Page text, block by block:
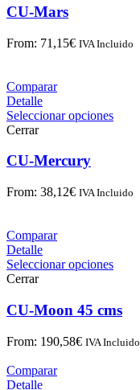
CU-Mars
From: 71,15€ IVA Incluido
Comparar
Detalle
Seleccionar opciones
Cerrar
CU-Mercury
From: 38,12€ IVA Incluido
Comparar
Detalle
Seleccionar opciones
Cerrar
CU-Moon 45 cms
From: 190,58€ IVA Incluido
Comparar
Detalle